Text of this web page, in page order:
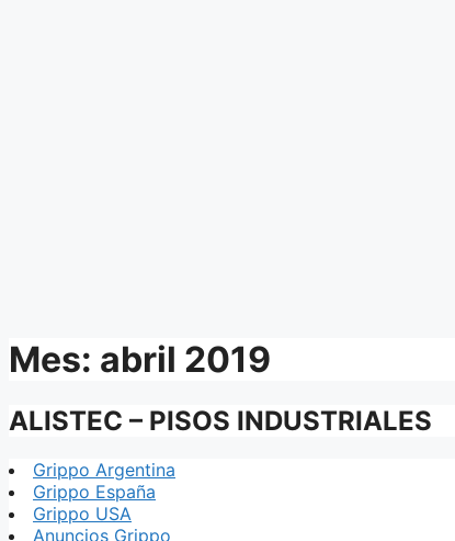
Mes: abril 2019
ALISTEC – PISOS INDUSTRIALES
Grippo Argentina
Grippo España
Grippo USA
Anuncios Grippo